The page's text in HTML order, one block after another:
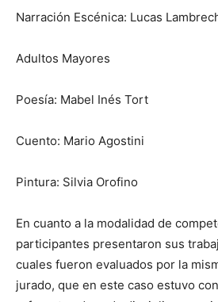
Narración Escénica: Lucas
Adultos Mayores
Poesía: Mabel Inés Tort
Cuento: Mario Agostini
Pintura: Silvia Orofino
En cuanto a la modalidad de
participantes presentaron sus
cuales fueron evaluados por la
jurado, que en este caso estuvo